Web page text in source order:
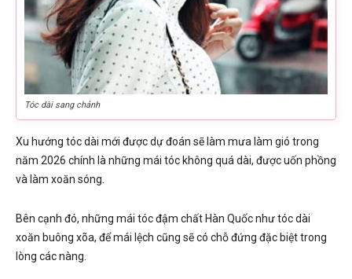
Tóc dài sang chảnh
Xu hướng tóc dài mới được dự đoán sẽ làm mưa làm gió trong
năm 2026 chính là những mái tóc không quá dài, được uốn phồng
và làm xoăn sóng.
Bên cạnh đó, những mái tóc đậm chất Hàn Quốc như tóc dài
xoăn buông xõa, để mái lệch cũng sẽ có chỗ đứng đặc biệt trong
lòng các nàng.